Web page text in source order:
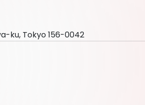
ku, Tokyo 156-0042